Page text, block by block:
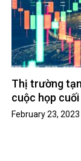
Thị trường
cuộc họp cuối
February 23, 2023